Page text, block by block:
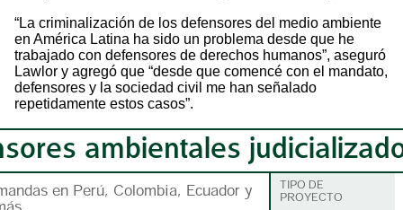
“La criminalización de los defensores del medio ambiente
en América Latina ha sido un problema desde que he
trabajado con defensores de derechos humanos”, aseguró
Lawlor y agregó que “desde que comencé con el mandato,
defensores y la sociedad civil me han señalado
repetidamente estos casos”.